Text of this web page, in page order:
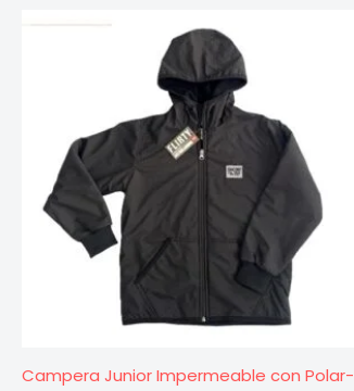
Campera Junior Impermeable con Polar-